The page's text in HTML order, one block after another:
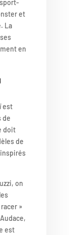
sport-
et
La
en
est
de
doit
de
on
»
est